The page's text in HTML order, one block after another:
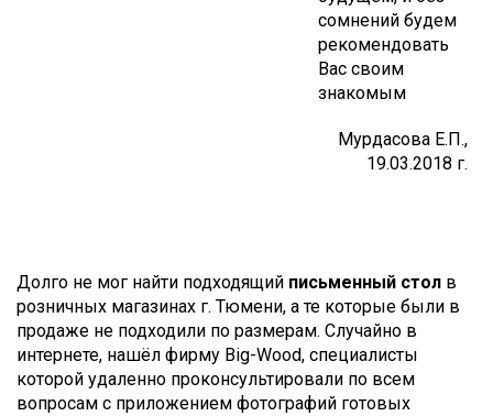
сомнений будем
рекомендовать
Вас своим
знакомым
Мурдасова Е.П.,
19.03.2018 г.
Долго не мог найти подходящий письменный стол в
розничных магазинах г. Тюмени, а те которые были в
продаже не подходили по размерам. Случайно в
интернете, нашёл фирму Big-Wood, специалисты
которой удаленно проконсультировали по всем
вопросам с приложением фотографий готовых